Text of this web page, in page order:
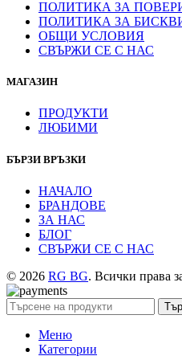
ПОЛИТИКА ЗА
ПОЛИТИКА ЗА
ОБЩИ УСЛОВИЯ
СВЪРЖИ СЕ С НАС
МАГАЗИН
ПРОДУКТИ
ЛЮБИМИ
БЪРЗИ ВРЪЗКИ
НАЧАЛО
БРАНДОВЕ
ЗА НАС
БЛОГ
СВЪРЖИ СЕ С НАС
© 2026 RG BG. Всички права
Меню
Категории